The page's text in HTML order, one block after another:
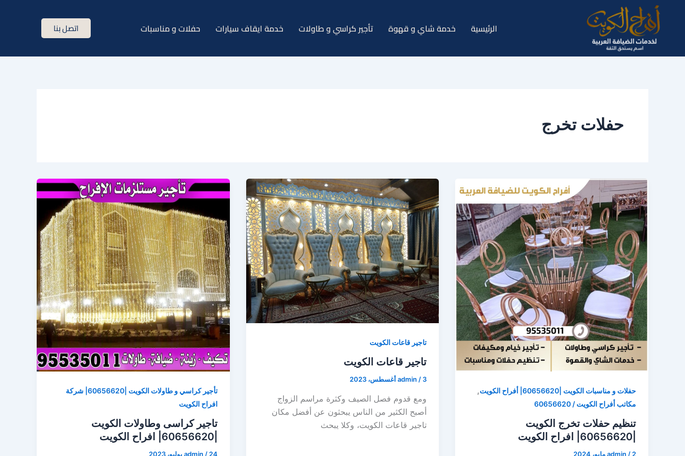
المحتوى
الرئيسية خدمة شاي و قهوة تأجير كراسي و طاولات خدمة ايقاف سيارات حفلات و مناسبات اتصل بنا
حفلات تخرج
حفلات و مناسبات الكويت |60656620| أفراح الكويت ,
مكاتب أفراح الكويت / 60656620
تنظيم حفلات تخرج الكويت
admin / 2 مايو، 2024
تاجير قاعات الكويت
تاجير قاعات الكويت
admin / 3 أغسطس، 2023
ومع قدوم فصل الصيف وكثرة مراسم الزواج
أصبح الكثير من الناس يبحثون عن أفضل مكان
تاجير قاعات الكويت، وكلا يبحث
تأجير كراسي و طاولات الكويت |60656620| شركة
افراح الكويت
تاجير كراسى وطاولات الكويت
|60656620| افراح الكويت
admin / 24 يوليو، 2023